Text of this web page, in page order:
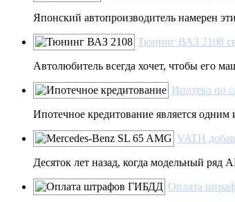
Японский автопроизводитель намерен
Тюнинг ВАЗ 2108
Автолюбитель всегда хочет, чтобы его
Ипотека по
Ипотечное кредитование является одним
VATH
Десяток лет назад, когда модельный ряд
Оплата